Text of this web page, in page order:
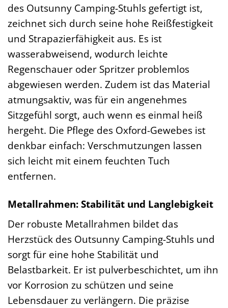
des Outsunny Camping-Stuhls gefertigt ist,
zeichnet sich durch seine hohe Reißfestigkeit
und Strapazierfähigkeit aus. Es ist
wasserabweisend, wodurch leichte
Regenschauer oder Spritzer problemlos
abgewiesen werden. Zudem ist das Material
atmungsaktiv, was für ein angenehmes
Sitzgefühl sorgt, auch wenn es einmal heiß
hergeht. Die Pflege des Oxford-Gewebes ist
denkbar einfach: Verschmutzungen lassen
sich leicht mit einem feuchten Tuch
entfernen.
Metallrahmen: Stabilität und Langlebigkeit
Der robuste Metallrahmen bildet das
Herzstück des Outsunny Camping-Stuhls und
sorgt für eine hohe Stabilität und
Belastbarkeit. Er ist pulverbeschichtet, um ihn
vor Korrosion zu schützen und seine
Lebensdauer zu verlängern. Die präzise